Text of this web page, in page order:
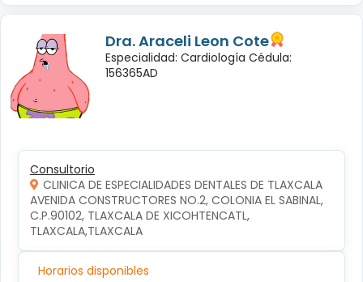
Dra. Araceli Leon Cote
Especialidad: Cardiología Cédula:
156365AD
Consultorio
CLINICA DE ESPECIALIDADES DENTALES DE TLAXCALA
AVENIDA CONSTRUCTORES NO.2, COLONIA EL SABINAL,
C.P.90102, TLAXCALA DE XICOHTENCATL,
TLAXCALA,TLAXCALA
Horarios disponibles